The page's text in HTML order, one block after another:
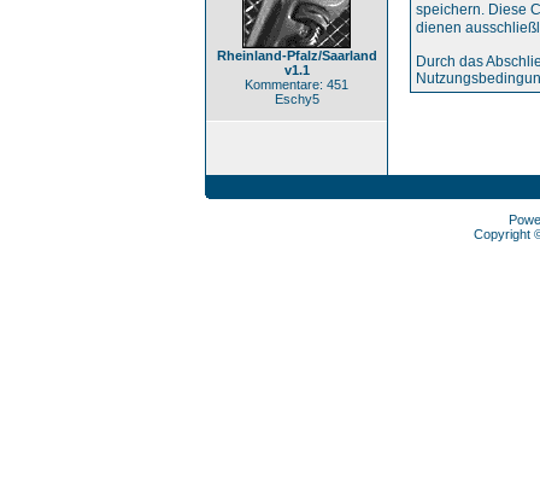
Rheinland-Pfalz/Saarland
v1.1
Kommentare: 451
Eschy5
speichern. Diese
dienen
Durch das
Copyright